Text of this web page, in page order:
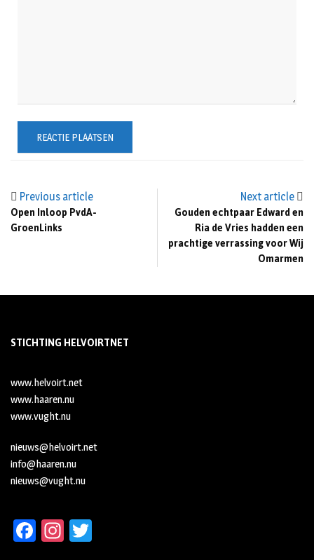
Previous article
Open Inloop PvdA-
GroenLinks
Next article
Gouden echtpaar Edward en
Ria de Vries hadden een
prachtige verrassing voor Wij
Omarmen
STICHTING HELVOIRTNET
www.helvoirt.net
www.haaren.nu
www.vught.nu
nieuws@helvoirt.net
info@haaren.nu
nieuws@vught.nu
Fa In